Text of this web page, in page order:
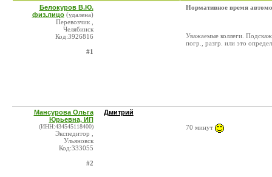
Белокуров В.Ю.
физ.лицо (удалена)
Перевозчик ,
Челябинск
Код:3926816
#1
Нормативное время
Уважаемые коллеги.
погр., разгр. или это
Мансурова Ольга
Юрьевна, ИП
(ИНН:434545118400)
Экспедитор ,
Ульяновск
Код:333055
#2
Дмитрий
70 минут